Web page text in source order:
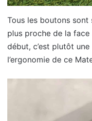
Tous les boutons
plus proche de la face
début, c’est plutôt
l’ergonomie de ce